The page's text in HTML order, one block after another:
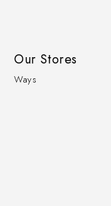
Our Stores
Ways